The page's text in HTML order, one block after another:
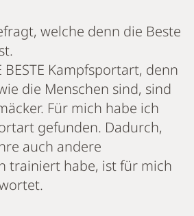
welche denn die Beste
BESTE Kampfsportart, denn
die Menschen sind, sind
Für mich habe ich
gefunden. Dadurch,
auch andere
trainiert habe, ist für mich